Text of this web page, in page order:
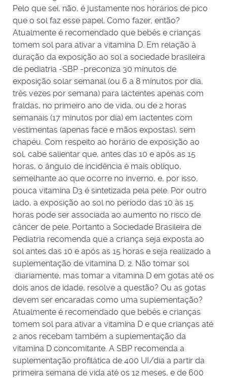
Pelo que sei, não, é justamente nos horários de pico
que o sol faz esse papel. Como fazer, então?
Atualmente é recomendado que bebês e crianças
tomem sol para ativar a vitamina D. Em relação à
duração da exposição ao sol a sociedade brasileira
de pediatria -SBP -preconiza 30 minutos de
exposição solar semanal (ou 6 a 8 minutos por dia,
três vezes por semana) para lactentes apenas com
fraldas, no primeiro ano de vida, ou de 2 horas
semanais (17 minutos por dia) em lactentes com
vestimentas (apenas face e mãos expostas), sem
chapéu. Com respeito ao horário de exposição ao
sol, cabe salientar que, antes das 10 e após as 15
horas, o ângulo de incidência é mais oblíquo,
semelhante ao que ocorre no inverno, e, por isso,
pouca vitamina D3 é sintetizada pela pele. Por outro
lado, a exposição ao sol no período das 10 às 15
horas pode ser associada ao aumento no risco de
câncer de pele. Portanto a Sociedade Brasileira de
Pediatria recomenda que a criança seja exposta ao
sol antes das 10 e após as 15 horas e seja realizado a
suplementação de vitamina D. 2. Não tomar sol
diariamente, mas tomar a vitamina D em gotas até os
dois anos de idade, resolve a questão? Ou as gotas
devem ser encaradas como uma suplementação?
Atualmente é recomendado que bebês e crianças
tomem sol para ativar a vitamina D e que crianças até
2 anos recebam também a suplementação da
vitamina D concomitante. A SBP recomenda a
suplementação profilática de 400 UI/dia a partir da
primeira semana de vida até os 12 meses, e de 600